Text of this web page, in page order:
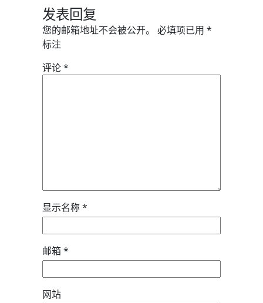
发表回复
您的邮箱地址不会被公开。 必填项已用 *
标注
评论*
显示名称*
邮箱*
网站